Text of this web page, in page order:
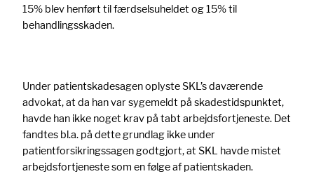
15% blev henført til færdselsuheldet og 15% til
behandlingsskaden.
Under patientskadesagen oplyste SKL’s daværende
advokat, at da han var sygemeldt på skadestidspunktet,
havde han ikke noget krav på tabt arbejdsfortjeneste. Det
fandtes bl.a. på dette grundlag ikke under
patientforsikringssagen godtgjort, at SKL havde mistet
arbejdsfortjeneste som en følge af patientskaden.